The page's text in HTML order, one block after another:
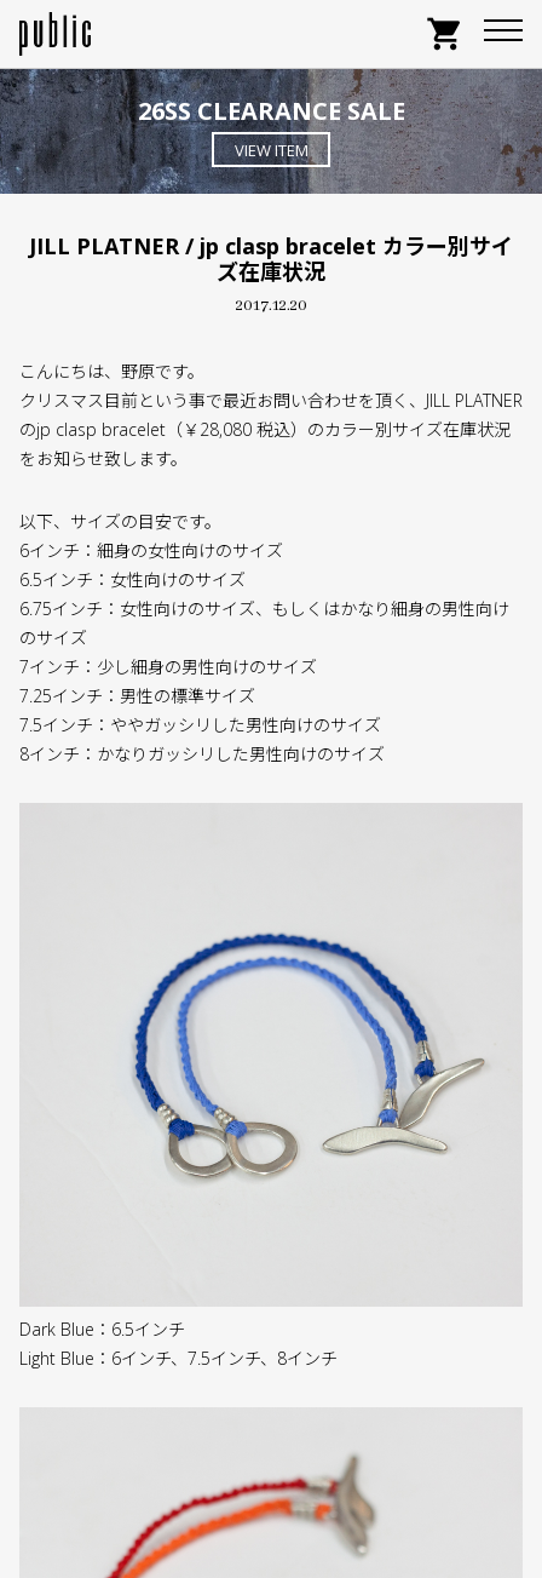
shopping_cart
26SS CLEARANCE SALE
VIEW ITEM
JILL PLATNER / jp clasp bracelet カラー別サイ
ズ在庫状況
2017.12.20
こんにちは、野原です。
クリスマス目前という事で最近お問い合わせを頂く、JILL PLATNER
のjp clasp bracelet（￥28,080 税込）のカラー別サイズ在庫状況
をお知らせ致します。
以下、サイズの目安です。
6インチ：細身の女性向けのサイズ
6.5インチ：女性向けのサイズ
6.75インチ：女性向けのサイズ、もしくはかなり細身の男性向け
のサイズ
7インチ：少し細身の男性向けのサイズ
7.25インチ：男性の標準サイズ
7.5インチ：ややガッシリした男性向けのサイズ
8インチ：かなりガッシリした男性向けのサイズ
Dark Blue：6.5インチ
Light Blue：6インチ、7.5インチ、8インチ